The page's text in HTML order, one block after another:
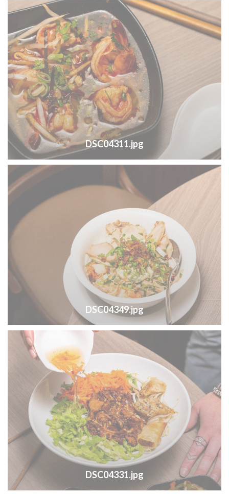
DSC04311.jpg
DSC04349.jpg
DSC04331.jpg